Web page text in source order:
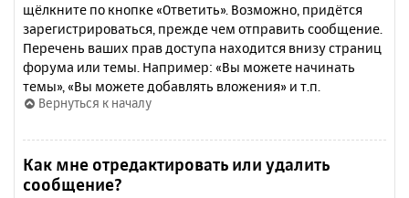
щёлкните по кнопке «Ответить». Возможно, придётся
зарегистрироваться, прежде чем отправить сообщение.
Перечень ваших прав доступа находится внизу страниц
форума или темы. Например: «Вы можете начинать
темы», «Вы можете добавлять вложения» и т.п.
Вернуться к началу
Как мне отредактировать или удалить
сообщение?